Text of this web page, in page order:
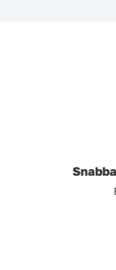
Värme, VVS &